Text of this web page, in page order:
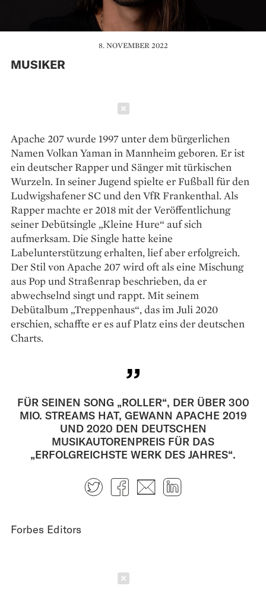
8. NOVEMBER 2022
MUSIKER
Apache 207 wurde 1997 unter dem bürgerlichen
Namen Volkan Yaman in Mannheim geboren. Er ist
ein deutscher Rapper und Sänger mit türkischen
Wurzeln. In seiner Jugend spielte er Fußball für den
Ludwigshafener SC und den VfR Frankenthal. Als
Rapper machte er 2018 mit der Veröffentlichung
seiner Debütsingle „Kleine Hure“ auf sich
aufmerksam. Die Single hatte keine
Labelunterstützung erhalten, lief aber erfolgreich.
Der Stil von Apache 207 wird oft als eine Mischung
aus Pop und Straßenrap beschrieben, da er
abwechselnd singt und rappt. Mit seinem
Debütalbum „Treppenhaus“, das im Juli 2020
erschien, schaffte er es auf Platz eins der deutschen
Charts.
FÜR SEINEN SONG „ROLLER“, DER ÜBER 300
MIO. STREAMS HAT, GEWANN APACHE 2019
UND 2020 DEN DEUTSCHEN
MUSIKAUTORENPREIS FÜR DAS
„ERFOLGREICHSTE WERK DES JAHRES“.
TwitterFacebook
E-mail
Forbes Editors